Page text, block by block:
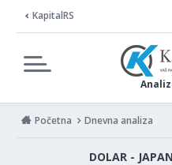
KapitalRS
Početna Dnevna analiza
DOLAR -